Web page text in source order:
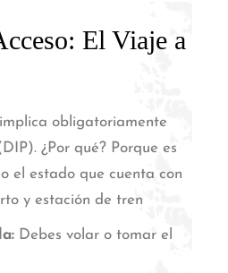
El Viaje a
obligatoriamente
¿Por qué? Porque es
el estado que cuenta con
y estación de tren
Debes volar o tomar el